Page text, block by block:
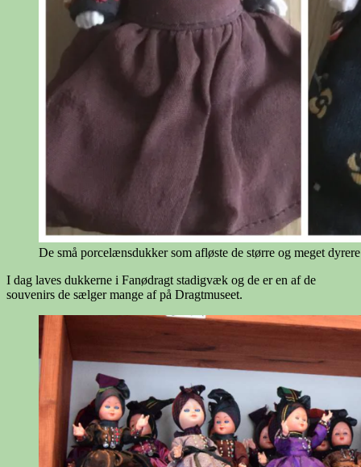
De små porcelænsdukker som afløste de større og meget
I dag laves dukkerne i Fanødragt stadigvæk og de er en af de
souvenirs de sælger mange af på Dragtmuseet.